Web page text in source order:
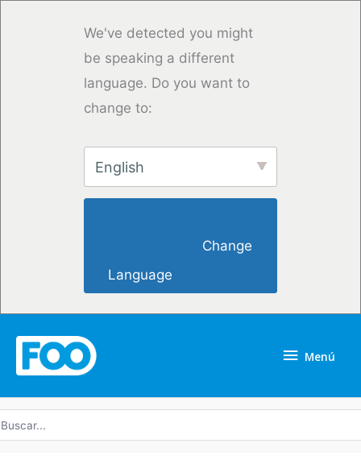
We've detected you might
be speaking a different
language. Do you want to
change to:
English
Language
Menú